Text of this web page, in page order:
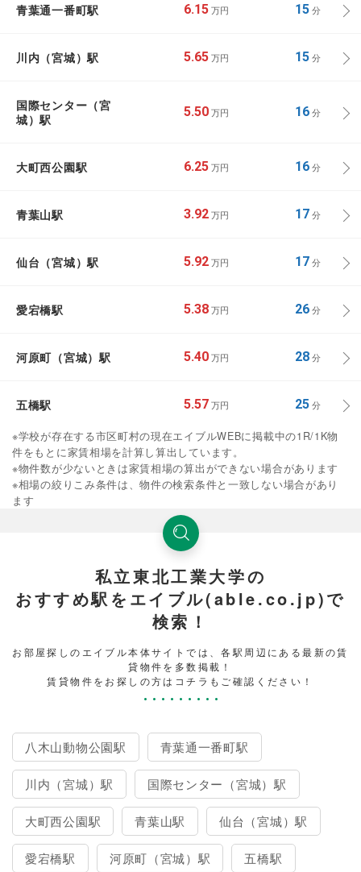
青葉通一番町駅 6.15 万円 15分
川内（宮城）駅 5.65 万円 15分
国際センター（宮
城）駅
5.50 万円 16分
大町西公園駅 6.25 万円 16分
青葉山駅 3.92 万円 17分
仙台（宮城）駅 5.92 万円 17分
愛宕橋駅 5.38 万円 26分
河原町（宮城）駅 5.40 万円 28分
五橋駅 5.57 万円 25分
※学校が存在する市区町村の現在エイブルWEBに掲載中の1R/1K物
件をもとに家賃相場を計算し算出しています。
※物件数が少ないときは家賃相場の算出ができない場合があります
※相場の絞りこみ条件は、物件の検索条件と一致しない場合があり
ます
私立東北工業大学の
おすすめ駅をエイブル(able.co.jp)で
検索！
お部屋探しのエイブル本体サイトでは、各駅周辺にある最新の賃
貸物件を多数掲載！
賃貸物件をお探しの方はコチラもご確認ください！
八木山動物公園駅 青葉通一番町駅
川内（宮城）駅 国際センター（宮城）駅
大町西公園駅 青葉山駅 仙台（宮城）駅
愛宕橋駅 河原町（宮城）駅 五橋駅